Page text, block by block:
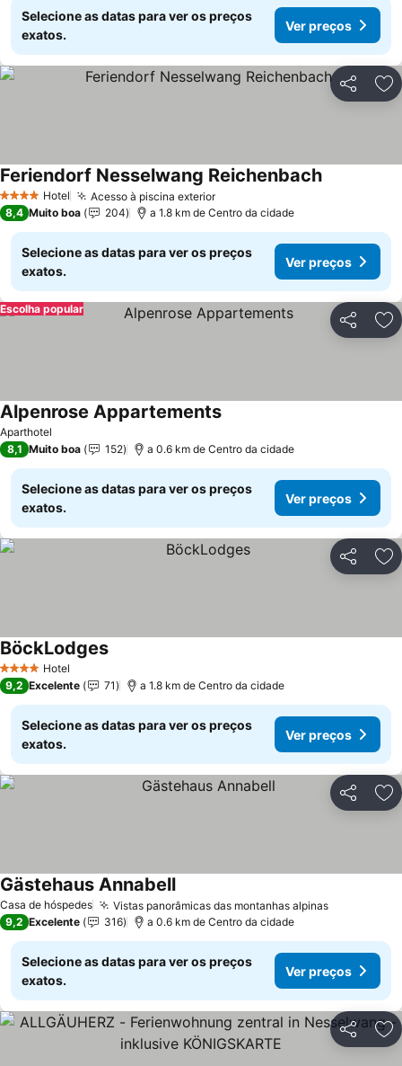
Selecione as datas para ver os preços
exatos.
Ver preços
Partilhar
4 EstrelasHotel Acesso à piscina exterior
Feriendorf Nesselwang Reichenbach
8,4 Muito boa 204 a 1.8 km de Centro da cidade
Selecione as datas para ver os preços
exatos.
Ver preços
Partilhar
Escolha popular
Aparthotel
Alpenrose Appartements
8,1 Muito boa 152 a 0.6 km de Centro da cidade
Selecione as datas para ver os preços
exatos.
Ver preços
Partilhar
4 EstrelasHotel
BöckLodges
9,2 Excelente 71 a 1.8 km de Centro da cidade
Selecione as datas para ver os preços
exatos.
Ver preços
Partilhar
Casa de hóspedes Vistas panorâmicas das montanhas alpinas
Gästehaus Annabell
9,2 Excelente 316 a 0.6 km de Centro da cidade
Selecione as datas para ver os preços
exatos.
Ver preços
Partilhar